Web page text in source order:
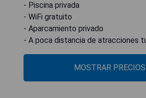
- Piscina privada
- WiFi gratuito
- Aparcamiento privado
- A poca distancia de atracciones
MOSTRAR PRECIOS